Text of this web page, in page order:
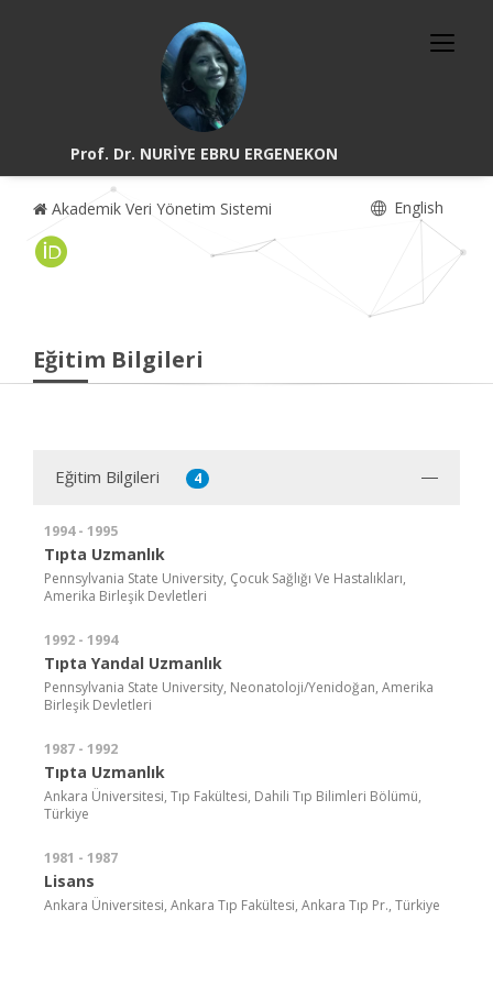
Prof. Dr. NURİYE EBRU ERGENEKON
Akademik Veri Yönetim Sistemi English
Eğitim Bilgileri
Eğitim Bilgileri 4
1994 - 1995
Tıpta Uzmanlık
Pennsylvania State University, Çocuk Sağlığı Ve Hastalıkları,
Amerika Birleşik Devletleri
1992 - 1994
Tıpta Yandal Uzmanlık
Pennsylvania State University, Neonatoloji/Yenidoğan, Amerika
Birleşik Devletleri
1987 - 1992
Tıpta Uzmanlık
Ankara Üniversitesi, Tıp Fakültesi, Dahili Tıp Bilimleri Bölümü,
Türkiye
1981 - 1987
Lisans
Ankara Üniversitesi, Ankara Tıp Fakültesi, Ankara Tıp Pr., Türkiye